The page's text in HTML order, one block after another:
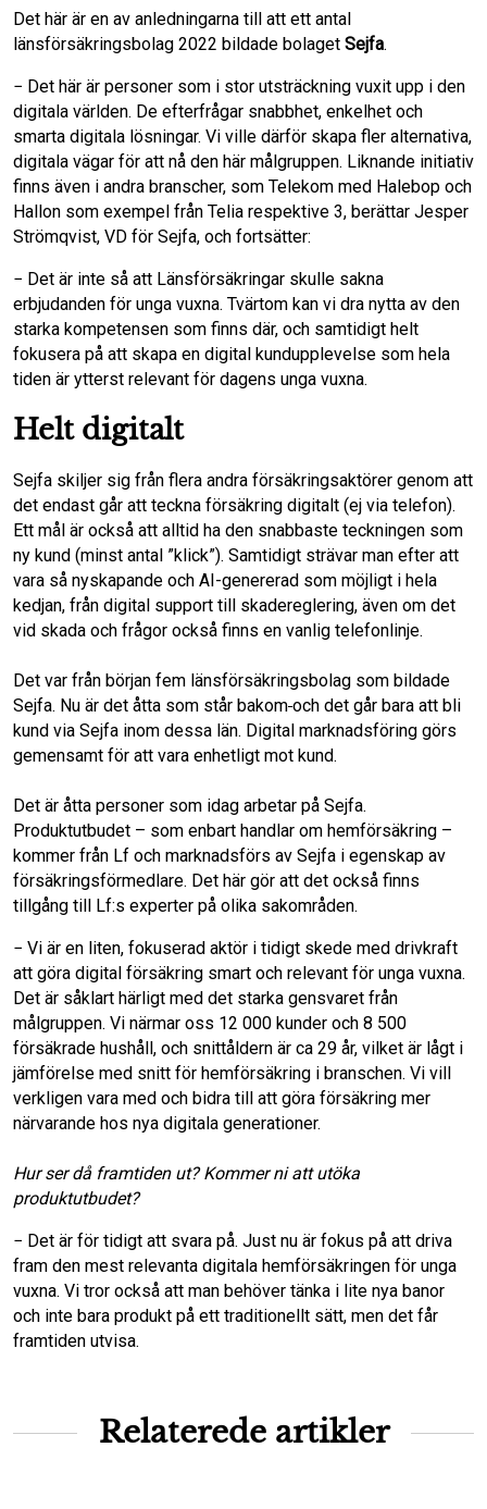
o
k
I
n
Det här är en av anledningarna till att ett antal
länsförsäkringsbolag 2022 bildade bolaget Sejfa.
− Det här är personer som i stor utsträckning vuxit upp i den
digitala världen. De efterfrågar snabbhet, enkelhet och
smarta digitala lösningar. Vi ville därför skapa fler alternativa,
digitala vägar för att nå den här målgruppen. Liknande initiativ
finns även i andra branscher, som Telekom med Halebop och
Hallon som exempel från Telia respektive 3, berättar Jesper
Strömqvist, VD för Sejfa, och fortsätter:
− Det är inte så att Länsförsäkringar skulle sakna
erbjudanden för unga vuxna. Tvärtom kan vi dra nytta av den
starka kompetensen som finns där, och samtidigt helt
fokusera på att skapa en digital kundupplevelse som hela
tiden är ytterst relevant för dagens unga vuxna.
Helt digitalt
Sejfa skiljer sig från flera andra försäkringsaktörer genom att
det endast går att teckna försäkring digitalt (ej via telefon).
Ett mål är också att alltid ha den snabbaste teckningen som
ny kund (minst antal ”klick”). Samtidigt strävar man efter att
vara så nyskapande och AI-genererad som möjligt i hela
kedjan, från digital support till skadereglering, även om det
vid skada och frågor också finns en vanlig telefonlinje.
Det var från början fem länsförsäkringsbolag som bildade
Sejfa. Nu är det åtta som står bakom och det går bara att bli
kund via Sejfa inom dessa län. Digital marknadsföring görs
gemensamt för att vara enhetligt mot kund.
Det är åtta personer som idag arbetar på Sejfa.
Produktutbudet – som enbart handlar om hemförsäkring –
kommer från Lf och marknadsförs av Sejfa i egenskap av
försäkringsförmedlare. Det här gör att det också finns
tillgång till Lf:s experter på olika sakområden.
− Vi är en liten, fokuserad aktör i tidigt skede med drivkraft
att göra digital försäkring smart och relevant för unga vuxna.
Det är såklart härligt med det starka gensvaret från
målgruppen. Vi närmar oss 12 000 kunder och 8 500
försäkrade hushåll, och snittåldern är ca 29 år, vilket är lågt i
jämförelse med snitt för hemförsäkring i branschen. Vi vill
verkligen vara med och bidra till att göra försäkring mer
närvarande hos nya digitala generationer.
Hur ser då framtiden ut? Kommer ni att utöka
produktutbudet?
− Det är för tidigt att svara på. Just nu är fokus på att driva
fram den mest relevanta digitala hemförsäkringen för unga
vuxna. Vi tror också att man behöver tänka i lite nya banor
och inte bara produkt på ett traditionellt sätt, men det får
framtiden utvisa.
Relaterede artikler